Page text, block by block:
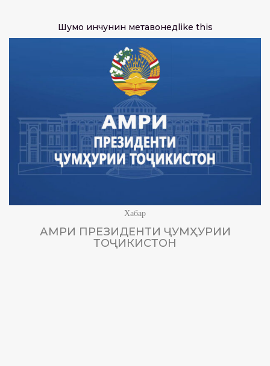
Шумо инчунин метавонедlike this
Хабар
АМРИ ПРЕЗИДЕНТИ ҶУМҲУРИИ
ТОҶИКИСТОН